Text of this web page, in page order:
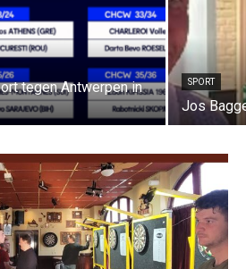
tegen Antwerpen in
SPORT
Jos